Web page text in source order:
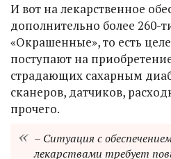
И вот на лекарственное
дополнительно более 260-
«Окрашенные», то есть
поступают на
страдающих сахарным
сканеров, датчиков,
прочего.
– Ситуация с
лекарствами требует